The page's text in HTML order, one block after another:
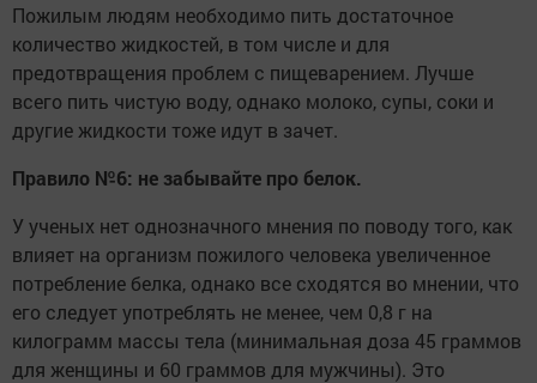
Пожилым людям необходимо пить достаточное
количество жидкостей, в том числе и для
предотвращения проблем с пищеварением. Лучше
всего пить чистую воду, однако молоко, супы, соки и
другие жидкости тоже идут в зачет.
Правило №6: не забывайте про белок.
У ученых нет однозначного мнения по поводу того, как
влияет на организм пожилого человека увеличенное
потребление белка, однако все сходятся во мнении, что
его следует употреблять не менее, чем 0,8 г на
килограмм массы тела (минимальная доза 45 граммов
для женщины и 60 граммов для мужчины). Это